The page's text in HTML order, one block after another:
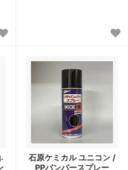
石原ケミカル ユニコン /
PPバンパースプレー